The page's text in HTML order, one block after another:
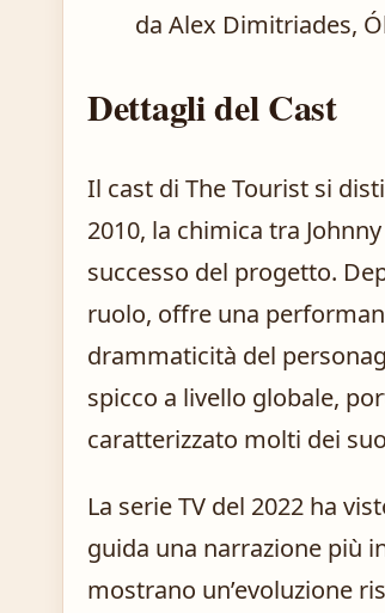
da Alex Dimitriades,
Dettagli del Cast
Il cast di The Tourist si
2010, la chimica tra
successo del progetto.
ruolo, offre una
drammaticità del
spicco a livello globale,
caratterizzato molti dei
La serie TV del 2022 ha
guida una narrazione più
mostrano un’evoluzione